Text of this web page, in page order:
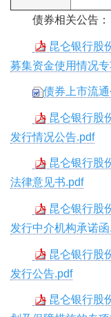
债券相关公告：
昆仑银行股
募集资金使用情况
债券上市流
昆仑银行股
发行情况公告.pdf
昆仑银行股
法律意见书.pdf
昆仑银行股
发行中介机构承诺
昆仑银行股
发行公告.pdf
昆仑银行股